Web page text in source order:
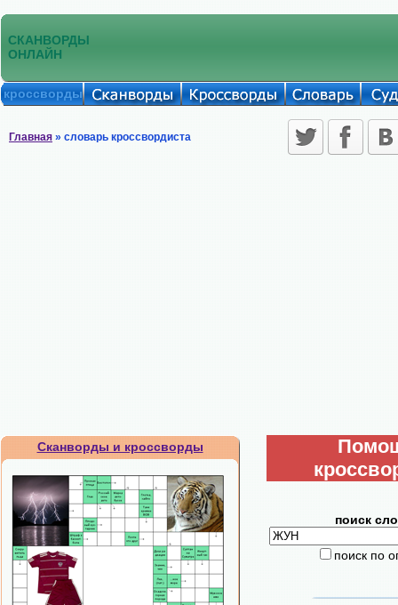
СКАНВОРДЫ
ОНЛАЙН
кроссворды
Главная » словарь кроссвордиста
Сканворды и кроссворды
поиск
поиск по